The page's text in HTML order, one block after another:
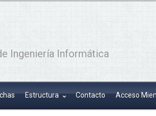
Ingeniería Informática
Estructura Contacto Acceso